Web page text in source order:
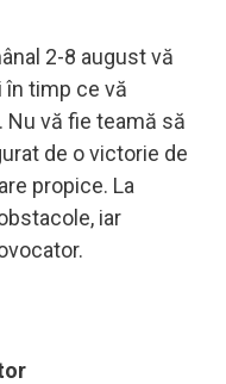
2-8 august vă
timp ce vă
vă fie teamă să
de o victorie de
propice. La
iar